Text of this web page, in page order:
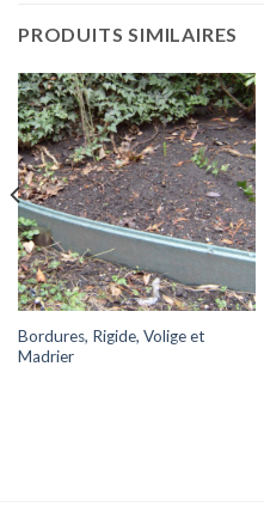
PRODUITS SIMILAIRES
Bordures, Rigide, Volige et
Madrier